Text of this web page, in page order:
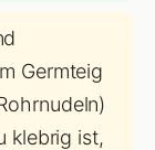
Germteig
klebrig ist,